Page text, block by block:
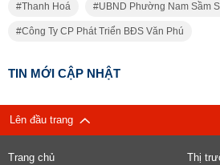
Thanh Hoá UBND Phường Nam Sầm
Công Ty CP Phát Triển BĐS Văn Phú
TIN MỚI CẬP NHẬT
Lên đầu trang
Trang chủ Thị